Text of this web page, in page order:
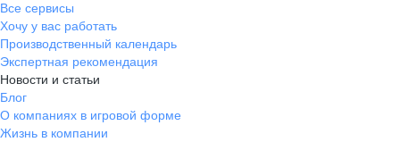
Все сервисы
Хочу у вас работать
Производственный календарь
Экспертная рекомендация
Новости и статьи
Блог
О компаниях в игровой форме
Жизнь в компании